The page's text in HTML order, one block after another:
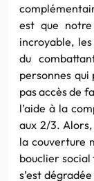
est que notre
incroyable,
du
personnes qui
pas accès de
l’aide à la
aux 2/3. Alors,
la couverture
bouclier social
s’est